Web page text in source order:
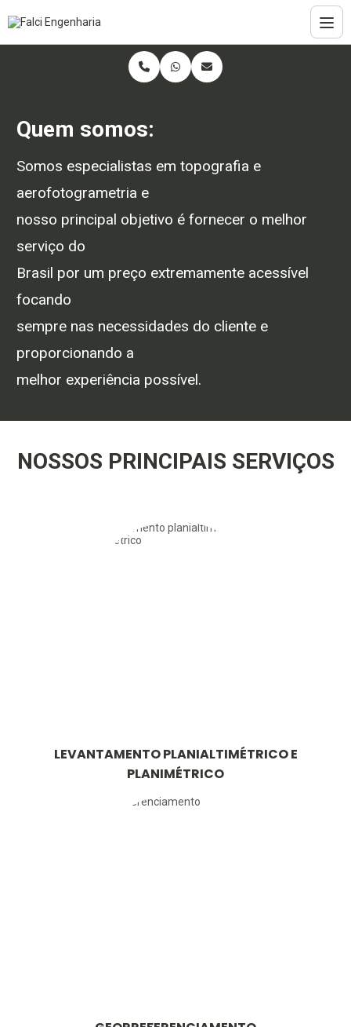
Quem somos:
Somos especialistas em topografia e
aerofotogrametria e
nosso principal objetivo é fornecer o melhor
serviço do
Brasil por um preço extremamente acessível
focando
sempre nas necessidades do cliente e
proporcionando a
melhor experiência possível.
NOSSOS PRINCIPAIS SERVIÇOS
LEVANTAMENTO PLANIALTIMÉTRICO E
PLANIMÉTRICO